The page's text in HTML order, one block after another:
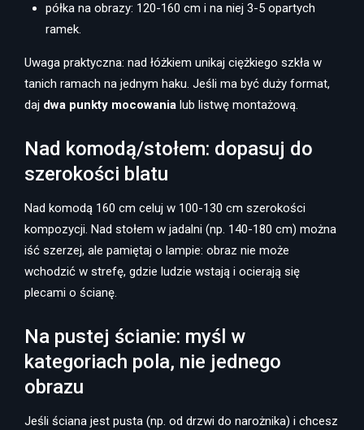
półka na obrazy: 120-160 cm i na niej 3-5 opartych
ramek.
Uwaga praktyczna: nad łóżkiem unikaj ciężkiego szkła w
tanich ramach na jednym haku. Jeśli ma być duży format,
daj dwa punkty mocowania lub listwę montażową.
Nad komodą/stołem: dopasuj do
szerokości blatu
Nad komodą 160 cm celuj w 100-130 cm szerokości
kompozycji. Nad stołem w jadalni (np. 140-180 cm) można
iść szerzej, ale pamiętaj o lampie: obraz nie może
wchodzić w strefę, gdzie ludzie wstają i ocierają się
plecami o ścianę.
Na pustej ścianie: myśl w
kategoriach pola, nie jednego
obrazu
Jeśli ściana jest pusta (np. od drzwi do narożnika) i chcesz